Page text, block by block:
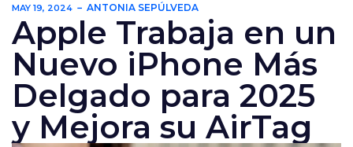
MAY 19, 2024 ANTONIA SEPÚLVEDA
Apple Trabaja en un
Nuevo iPhone Más
Delgado para 2025
y Mejora su AirTag